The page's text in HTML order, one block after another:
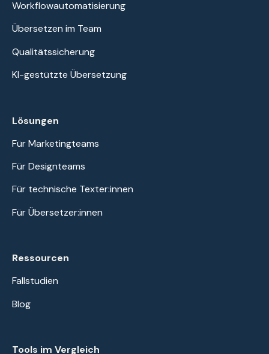
Workflowautomatisierung
Übersetzen im Team
Qualitätssicherung
KI-gestützte Übersetzung
Lösungen
Für Marketingteams
Für Designteams
Für technische Texter:innen
Für Übersetzer:innen
Ressourcen
Fallstudien
Blog
Tools im Vergleich